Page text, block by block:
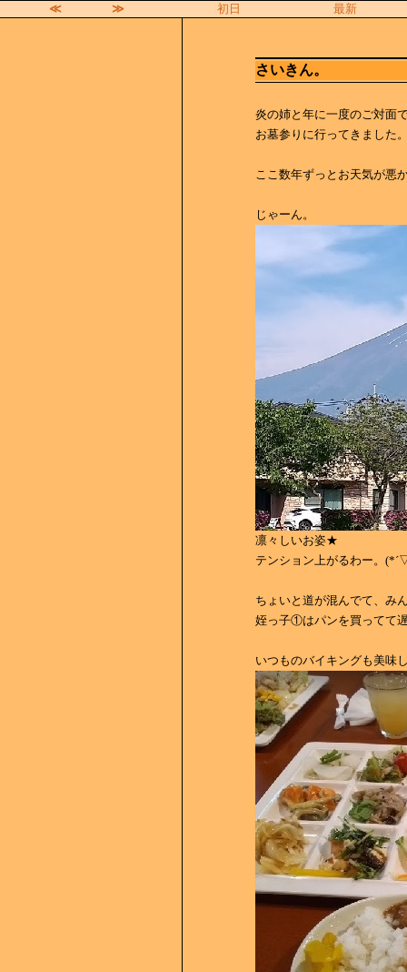
≪ ≫ 初日 最新
さいきん。
炎の姉と年に一度のご対面
お墓参りに行ってきました
ここ数年ずっとお天気が悪
じゃーん。
凛々しいお姿★
テンション上がるわー。
ちょいと道が混んでて、み
姪っ子①はパンを買ってて
いつものバイキングも美味